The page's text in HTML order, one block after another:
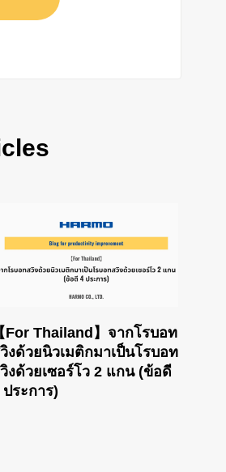
【For Thailand】จากโรบอท
งด้วยนิวเมติกมาเป็นโรบอท
งด้วยเซอร์โว 2 แกน (ข้อดี
ประการ)